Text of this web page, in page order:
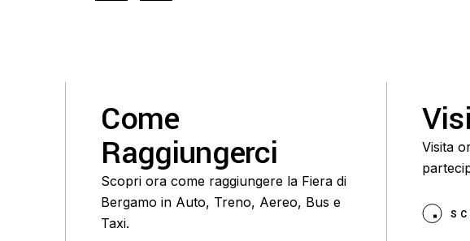
Come
Raggiungerci
Scopri ora come raggiungere la Fiera di
Bergamo in Auto, Treno, Aereo, Bus e
Taxi.
Visita